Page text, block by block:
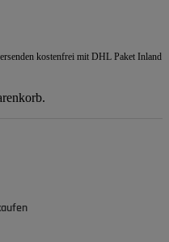
kostenfrei mit DHL Paket Inland